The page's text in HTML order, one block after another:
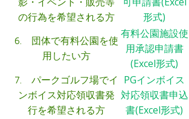
の行為を希望される方
形式)
6. 団体で有料公園を使
用したい方
有料公園施設使
用承認申請書
(Excel形式)
7. パークゴルフ場でイ
ンボイス対応領収書発
行を希望される方
PGインボイス
対応領収書申込
書(Excel形式)